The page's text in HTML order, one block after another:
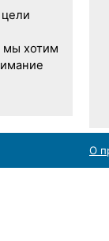
мы хотим
О